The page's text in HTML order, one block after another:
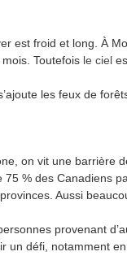
est froid et long. À
Toutefois le ciel
les feux de
on vit une barrière
% des Canadiens
Aussi
provenant
un défi, notamment